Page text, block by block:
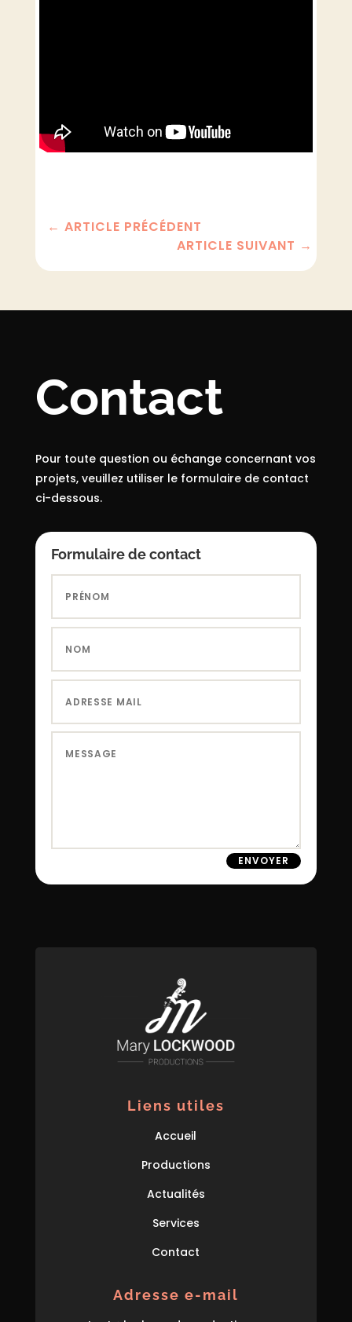
← ARTICLE PRÉCÉDENT
ARTICLE SUIVANT →
Contact
Pour toute question ou échange concernant vos
projets, veuillez utiliser le formulaire de contact
ci-dessous.
Formulaire de contact
ENVOYER
Liens utiles
Accueil
Productions
Actualités
Services
Contact
Adresse e-mail